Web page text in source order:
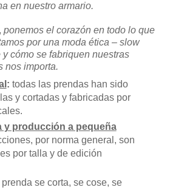
en nuestro armario.
ponemos el corazón en todo lo que
por una moda ética – slow
cómo se fabriquen nuestras
nos importa.
: todas las prendas han sido
y cortadas y fabricadas por
y producción a pequeña
por norma general, son
por talla y de edición
se corta, se cose, se